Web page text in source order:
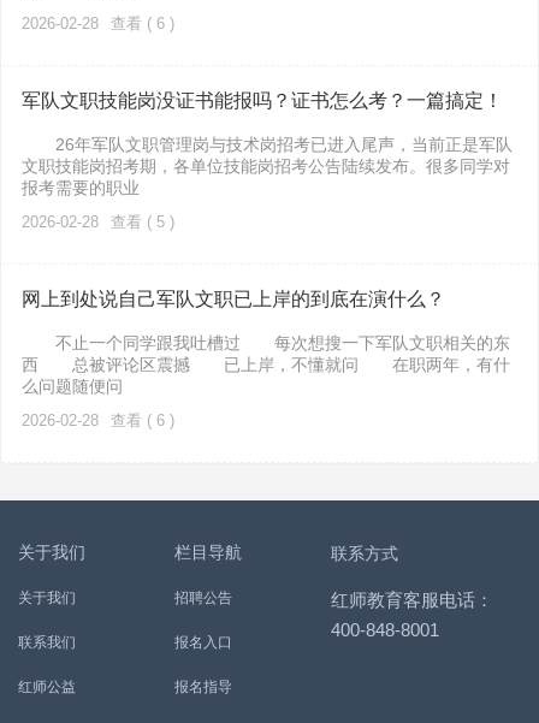
2026-02-28 查看 ( 6 )
军队文职技能岗没证书能报吗？证书怎么考？一篇搞定！
26年军队文职管理岗与技术岗招考已进入尾声，当前正是军队
文职技能岗招考期，各单位技能岗招考公告陆续发布。很多同学对
报考需要的职业
2026-02-28 查看 ( 5 )
网上到处说自己军队文职已上岸的到底在演什么？
不止一个同学跟我吐槽过 每次想搜一下军队文职相关的东
西 总被评论区震撼 已上岸，不懂就问 在职两年，有什
么问题随便问
2026-02-28 查看 ( 6 )
关于我们
关于我们
联系我们
红师公益
栏目导航
招聘公告
报名入口
报名指导
联系方式
红师教育客服电话：
400-848-8001